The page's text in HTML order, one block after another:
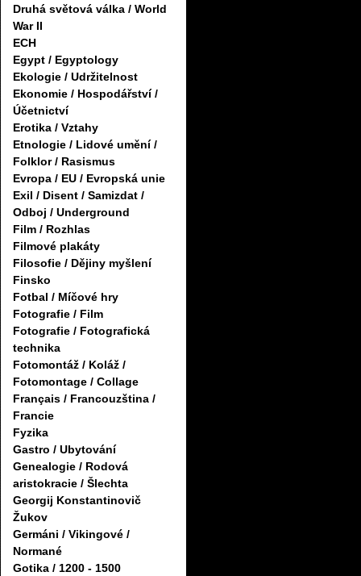
Druhá světová válka / World
War II
ECH
Egypt / Egyptology
Ekologie / Udržitelnost
Ekonomie / Hospodářství /
Účetnictví
Erotika / Vztahy
Etnologie / Lidové umění /
Folklor / Rasismus
Evropa / EU / Evropská unie
Exil / Disent / Samizdat /
Odboj / Underground
Film / Rozhlas
Filmové plakáty
Filosofie / Dějiny myšlení
Finsko
Fotbal / Míčové hry
Fotografie / Film
Fotografie / Fotografická
technika
Fotomontáž / Koláž /
Fotomontage / Collage
Français / Francouzština /
Francie
Fyzika
Gastro / Ubytování
Genealogie / Rodová
aristokracie / Šlechta
Georgij Konstantinovič
Žukov
Germáni / Vikingové /
Normané
Gotika / 1200 - 1500